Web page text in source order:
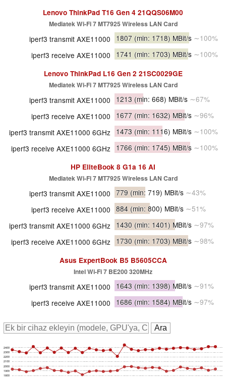
Lenovo ThinkPad T16 Gen 4 21QQS06M00
Mediatek Wi-Fi 7 MT7925 Wireless LAN Card
iperf3 transmit AXE11000 1807 (min: 1718) MBit/s ∼100%
iperf3 receive AXE11000
1741 (min: 1703) MBit/s ∼100%
Lenovo ThinkPad L16 Gen 2 21SC0029GE
Mediatek Wi-Fi 7 MT7925 Wireless LAN Card
iperf3 transmit AXE11000 1213 (min: 668) MBit/s ∼67%
iperf3 receive AXE11000
1677 (min: 1632) MBit/s ∼96%
iperf3 transmit AXE11000 6GHz 1473 (min: 1116) MBit/s ∼100%
iperf3 receive AXE11000 6GHz 1766 (min: 1745) MBit/s ∼100%
HP EliteBook 8 G1a 16 AI
Mediatek Wi-Fi 7 MT7925 Wireless LAN Card
iperf3 transmit AXE11000 779 (min: 719) MBit/s ∼43%
iperf3 receive AXE11000 884 (min: 800) MBit/s ∼51%
iperf3 transmit AXE11000 6GHz 1430 (min: 1401) MBit/s ∼97%
iperf3 receive AXE11000 6GHz 1730 (min: 1703) MBit/s ∼98%
Asus ExpertBook B5 B5605CCA
Intel Wi-Fi 7 BE200 320MHz
iperf3 transmit AXE11000 1643 (min: 1398) MBit/s ∼91%
iperf3 receive AXE11000
1686 (min: 1584) MBit/s ∼97%
1800
1900
2000
2100
2200
2300
2400